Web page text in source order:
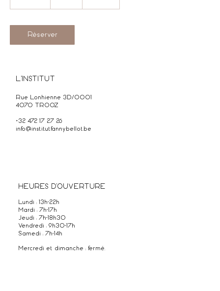
i
n
Réserver
L'INSTITUT
Rue Lonhienne 3D/0001
4070 TROOZ
+32 472 17 27 26
info@institutfannybellot.be
HEURES D'OUVERTURE
Lundi : 13h-22h
Mardi : 7h-17h
Jeudi : 7h-18h30
Vendredi : 9h30-17h
Samedi : 7h-14h
Mercredi et dimanche : fermé.